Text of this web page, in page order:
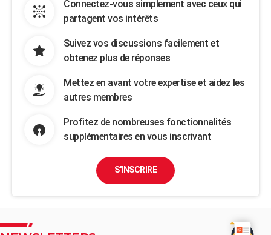
Connectez-vous simplement avec ceux qui
partagent vos intérêts
Suivez vos discussions facilement et
obtenez plus de réponses
Mettez en avant votre expertise et aidez les
autres membres
Profitez de nombreuses fonctionnalités
supplémentaires en vous inscrivant
S'INSCRIRE